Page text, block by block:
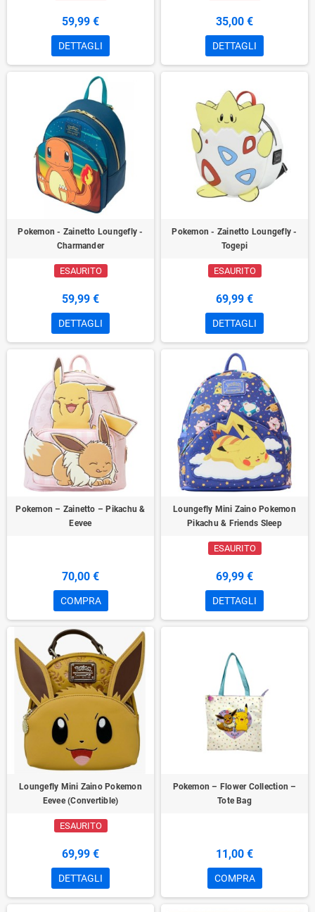
59,99 €
DETTAGLI
35,00 €
DETTAGLI
Pokemon - Zainetto Loungefly -
Charmander
ESAURITO
59,99 €
DETTAGLI
Pokemon - Zainetto Loungefly -
Togepi
ESAURITO
69,99 €
DETTAGLI
Pokemon – Zainetto – Pikachu &
Eevee
70,00 €
COMPRA
Loungefly Mini Zaino Pokemon
Pikachu & Friends Sleep
ESAURITO
69,99 €
DETTAGLI
Loungefly Mini Zaino Pokemon
Eevee (Convertible)
ESAURITO
69,99 €
DETTAGLI
Pokemon – Flower Collection –
Tote Bag
11,00 €
COMPRA